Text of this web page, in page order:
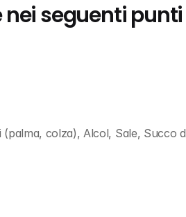
seguenti
colza), Alcol, Sale, Succo